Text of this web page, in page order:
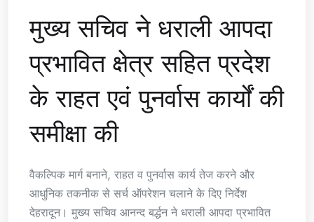
मुख्य सचिव ने धराली आपदा
प्रभावित क्षेत्र सहित प्रदेश
के राहत एवं पुनर्वास कार्यों की
समीक्षा की
वैकल्पिक मार्ग बनाने, राहत व पुनर्वास कार्य तेज करने और
आधुनिक तकनीक से सर्च ऑपरेशन चलाने के दिए निर्देश
देहरादून। मुख्य सचिव आनन्द बर्द्धन ने धराली आपदा प्रभावित